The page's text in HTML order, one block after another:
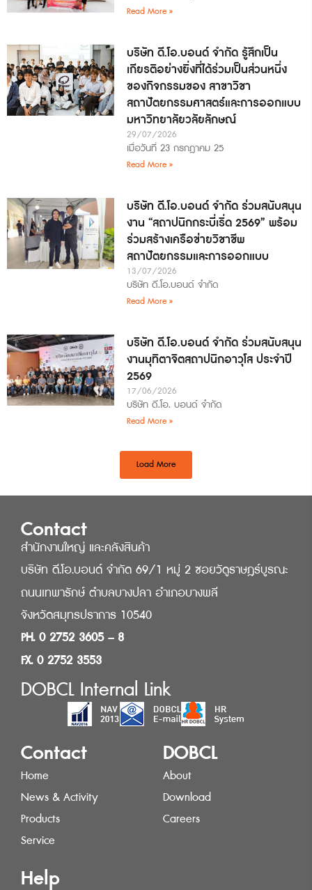
Read More »
บริษัท ดี.โอ.บอนด์ จำกัด รู้สึกเป็น
เกียรติอย่างยิ่งที่ได้ร่วมเป็นส่วนหนึ่ง
ของกิจกรรมของ สาขาวิชา
สถาปัตยกรรมศาสตร์และการออกแบบ
มหาวิทยาลัยวลัยลักษณ์
29/07/2026
เมื่อวันที่ 23 กรกฎาคม 25
Read More »
บริษัท ดี.โอ.บอนด์ จำกัด ร่วมสนับสนุน
งาน “สถาปนิกกระบี่เริ่ด 2569” พร้อม
ร่วมสร้างเครือข่ายวิชาชีพ
สถาปัตยกรรมและการออกแบบ
13/07/2026
บริษัท ดี.โอ.บอนด์ จำกัด
Read More »
บริษัท ดี.โอ.บอนด์ จำกัด ร่วมสนับสนุน
งานมุทิตาจิตสถาปนิกอาวุโส ประจำปี
2569
17/06/2026
บริษัท ดี.โอ. บอนด์ จำกัด
Read More »
Load More
Contact
สำนักงานใหญ่ และคลังสินค้า
บริษัท ดี.โอ.บอนด์ จำกัด 69/1 หมู่ 2 ซอยวัดูราษฎร์บูรณะ
ถนนเทพารักษ์ ตำบลบางปลา อำเภอบางพลี
จังหวัดสมุทรปราการ 10540
PH. 0 2752 3605 – 8
FX. 0 2752 3553
DOBCL Internal Link
Contact
Home
News & Activity
Products
Service
DOBCL
About
Download
Careers
Help